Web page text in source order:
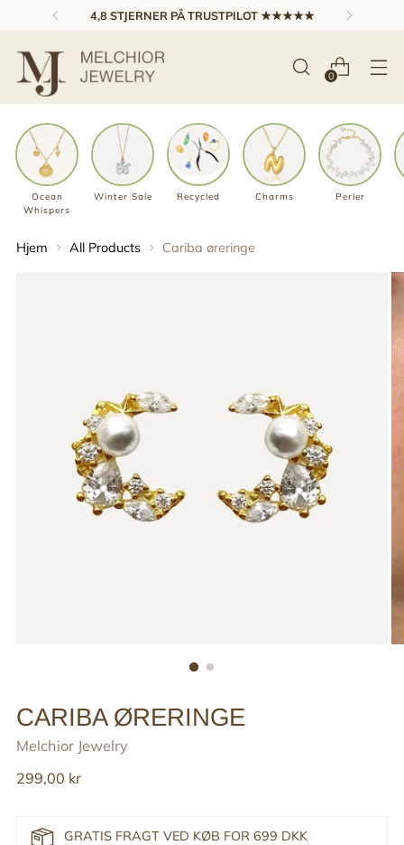
4,8 STJERNER PÅ TRUSTPILOT ★★★★★
0
Ocean
Whispers
Winter Sale Recycled Charms Perler
Hjem All Products Cariba øreringe
CARIBA ØRERINGE
Melchior Jewelry
Reguler
299,00 kr
GRATIS FRAGT VED KØB FOR 699 DKK